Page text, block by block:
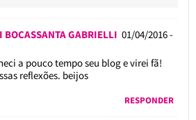
BOCASSANTA GABRIELLI 01/04/2016 -
a pouco tempo seu blog e virei fã!
reflexões. beijos
RESPONDER